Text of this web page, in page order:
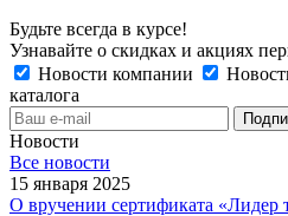
Будьте всегда в курсе!
Узнавайте о скидках и акциях
Новости компании
каталога
Новости
Все новости
15 января 2025
О вручении сертификата «Лидер